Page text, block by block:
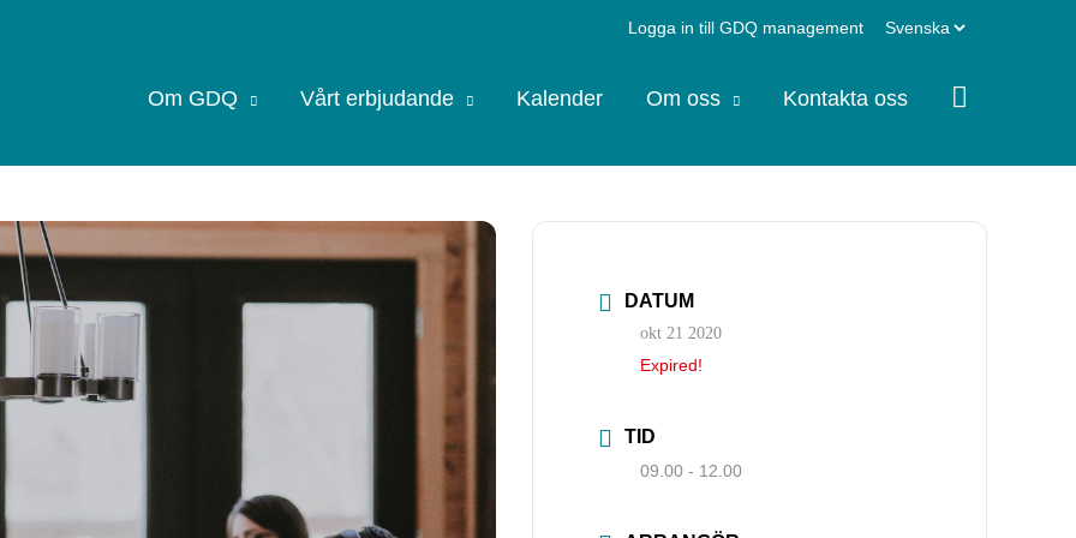
Logga in till GDQ management Välj
Om GDQ Vårt erbjudande Kalender Om oss Kontakta oss
DATUM
okt 21 2020
Expired!
TID
09.00 - 12.00